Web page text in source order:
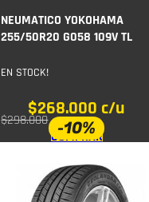
NEUMATICO YOKOHAMA
255/50R20 G058 109V TL
EN STOCK!
$268.000 c/u
$298.000
COMPRAR
-10%